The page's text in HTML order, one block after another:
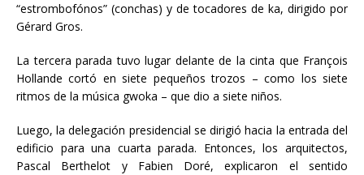
“estrombofónos” (conchas) y de tocadores de ka, dirigido por
Gérard Gros.
La tercera parada tuvo lugar delante de la cinta que François
Hollande cortó en siete pequeños trozos – como los siete
ritmos de la música gwoka – que dio a siete niños.
Luego, la delegación presidencial se dirigió hacia la entrada del
edificio para una cuarta parada. Entonces, los arquitectos,
Pascal Berthelot y Fabien Doré, explicaron el sentido